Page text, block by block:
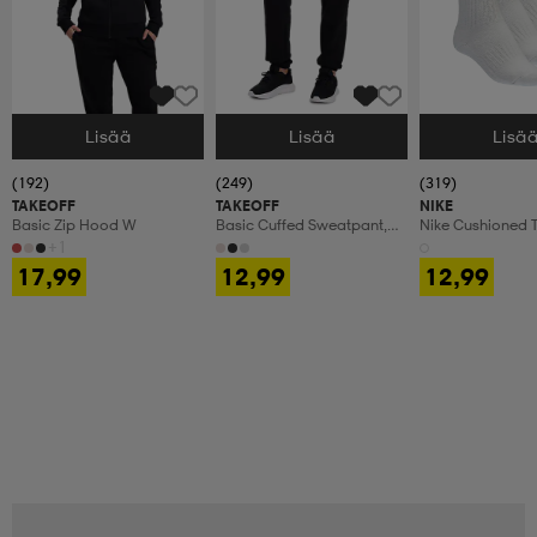
Valitse Koko
Lisää
(192)
TAKEOFF
Basic Zip Hood W
17,99
Valitse Koko
Lisää
(249)
TAKEOFF
Basic Cuffed Sweatpant,
Olohousut, Naisten
12,99
Valitse Koko
(319)
NIKE
Nike Cushioned
12,99